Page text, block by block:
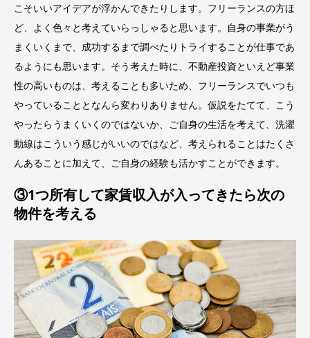
こそいいアイデアが浮かんできたりします。フリーランスの方ほ
ど、よく色々と考えていらっしゃると思います。自身の事業がう
まくいくまで、成功するまで調べたりトライすることが仕事であ
るようにも思います。そう考えた時に、不動産投資といえど事業
性の高いものは、考えることも多いため、フリーランスでいつも
やっていることとなんら変わりありません。仮説をたてて、こう
やったらうまくいくのではないか、ご自身の生活を考えて、洗濯
動線はこういう感じがいいのではなど、考えられることはたくさ
んあることに加えて、ご自身の経験も活かすことができます。
③1つ所有して家賃収入が入ってきたら次の
物件を考える